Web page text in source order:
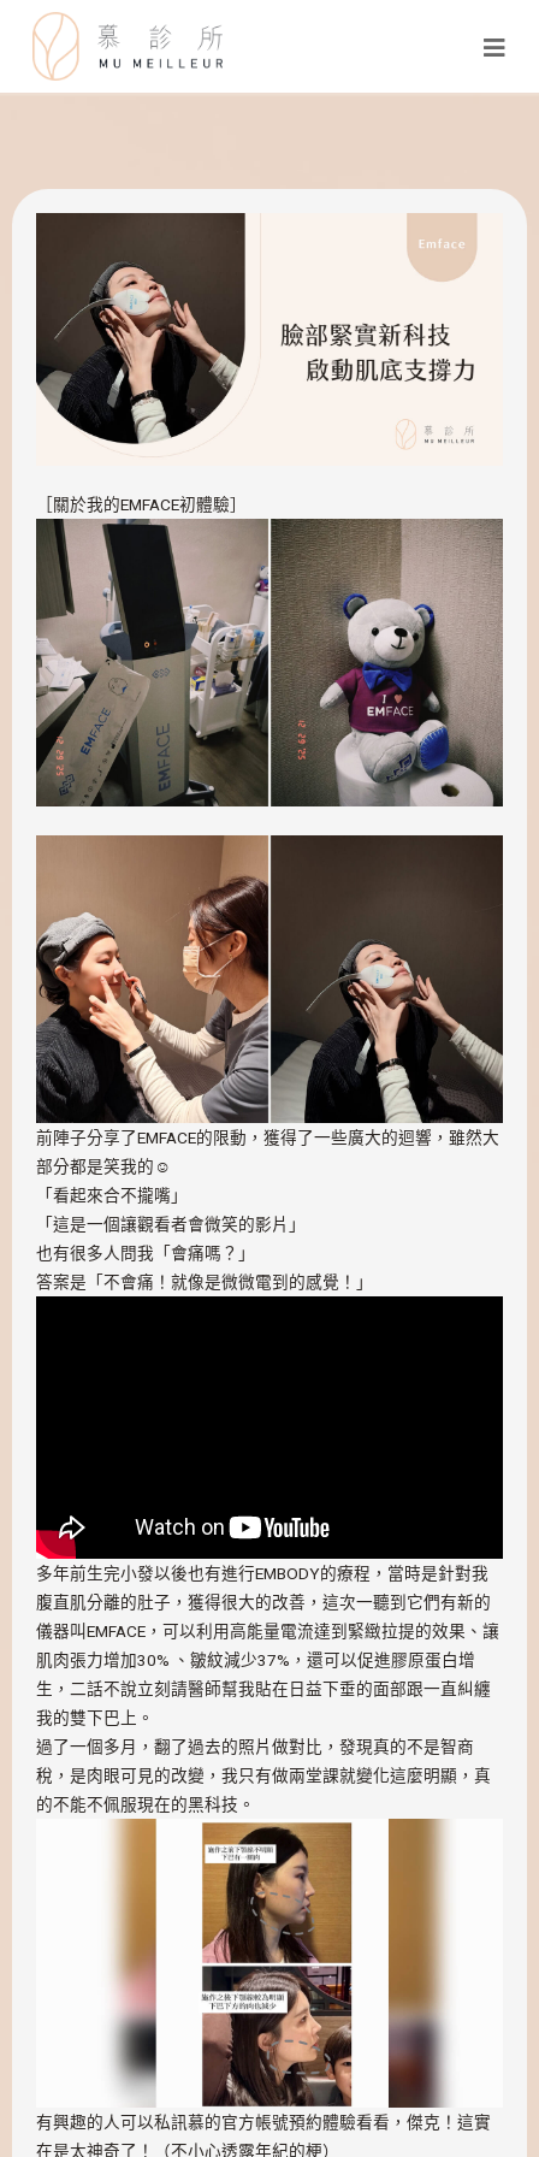
［關於我的EMFACE初體驗］
前陣子分享了EMFACE的限動，獲得了一些廣大的迴響，雖然大
部分都是笑我的☺️
「看起來合不攏嘴」
「這是一個讓觀看者會微笑的影片」
也有很多人問我「會痛嗎？」
答案是「不會痛！就像是微微電到的感覺！」
多年前生完小發以後也有進行EMBODY的療程，當時是針對我
腹直肌分離的肚子，獲得很大的改善，這次一聽到它們有新的
儀器叫EMFACE，可以利用高能量電流達到緊緻拉提的效果、讓
肌肉張力增加30% 、皺紋減少37%，還可以促進膠原蛋白增
生，二話不說立刻請醫師幫我貼在日益下垂的面部跟一直糾纏
我的雙下巴上。
過了一個多月，翻了過去的照片做對比，發現真的不是智商
稅，是肉眼可見的改變，我只有做兩堂課就變化這麼明顯，真
的不能不佩服現在的黑科技。
有興趣的人可以私訊慕的官方帳號預約體驗看看，傑克！這實
在是太神奇了！（不小心透露年紀的梗）